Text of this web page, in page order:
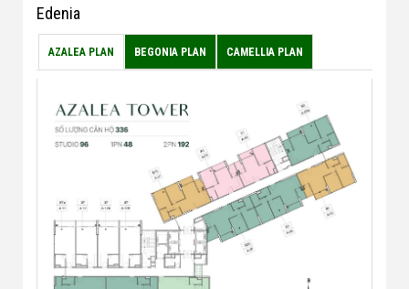
Edenia
AZALEA PLAN BEGONIA PLAN CAMELLIA PLAN